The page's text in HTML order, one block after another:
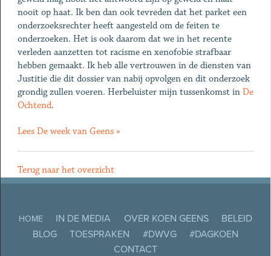
nooit op haat. Ik ben dan ook tevreden dat het parket een
onderzoeksrechter heeft aangesteld om de feiten te
onderzoeken. Het is ook daarom dat we in het recente
verleden aanzetten tot racisme en xenofobie strafbaar
hebben gemaakt. Ik heb alle vertrouwen in de diensten van
Justitie die dit dossier van nabij opvolgen en dit onderzoek
grondig zullen voeren. Herbeluister mijn tussenkomst in De
Ochtend.
Lees De week van Geens »
Terug naar het overzicht
HOME IN DE MEDIA OVER KOEN GEENS
BELEID
BLOG
TOESPRAKEN #DWVG
#DAGKOEN
CONTACT